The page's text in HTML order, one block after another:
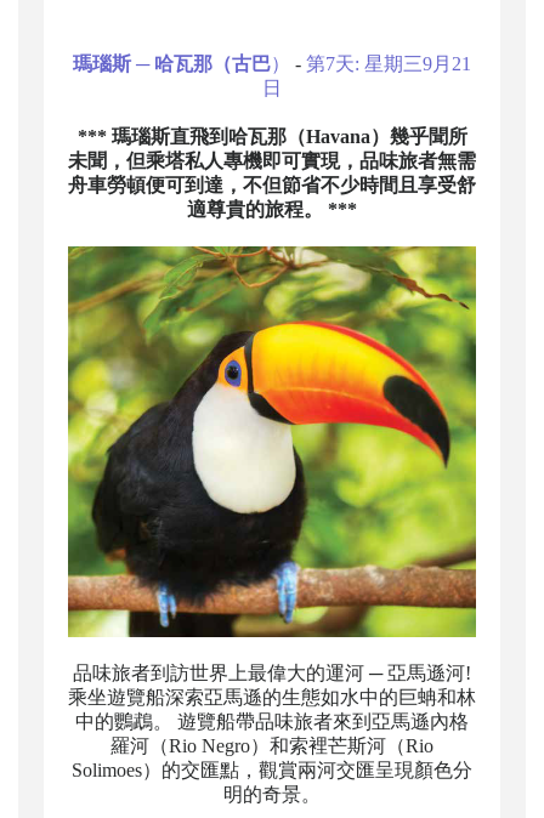
瑪瑙斯 ─ 哈瓦那（古巴） - 第7天: 星期三9月21
日
*** 瑪瑙斯直飛到哈瓦那（Havana）幾乎聞所
未聞，但乘塔私人專機即可實現，品味旅者無需
舟車勞頓便可到達，不但節省不少時間且享受舒
適尊貴的旅程。 ***
品味旅者到訪世界上最偉大的運河 ─ 亞馬遜河!
乘坐遊覽船深索亞馬遜的生態如水中的巨蚺和林
中的鸚鵡。 遊覽船帶品味旅者來到亞馬遜內格
羅河（Rio Negro）和索裡芒斯河（Rio
Solimoes）的交匯點，觀賞兩河交匯呈現顏色分
明的奇景。